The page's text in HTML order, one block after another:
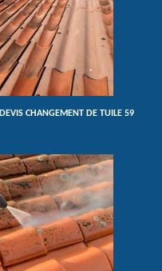
DEVIS CHANGEMENT DE TUILE 59